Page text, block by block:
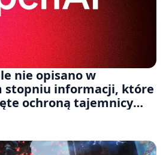
nie opisano w
stopniu informacji, które
ochroną tajemnicy
żąda odrzucenia